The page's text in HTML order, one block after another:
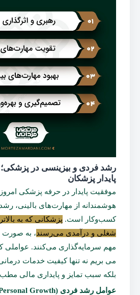
رشد فردی و بیزینسی در
پایدار پزشکان
موفقیت پایدار در حرفه پزشکی
هوشمندانه از مهارت‌های بالینی،
کسب‌وکار است. پزشکانی که به
شغلی و درآمدی می‌رسند، به صورت
مهم سرمایه‌گذاری می‌کنند. عواملی
می بریم نه تنها کیفیت خدمات
بلکه سبب تمایز و پایداری مالی
عوامل رشد فردی (Personal Growth)